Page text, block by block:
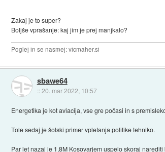
Zakaj je to super?
Boljše vprašanje: kaj jim je prej manjkalo?
Poglej in se nasmej: vicmaher.si
sbawe64
::20. mar 2022, 10:57
Energetika je kot aviacija, vse gre počasi in s
Tole sedaj je šolski primer vpletanja politike tehniko.
Par let nazaj je 1,8M Kosovarjem uspelo skoraj